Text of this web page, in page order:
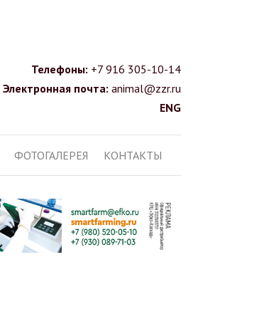
Телефоны: +7 916 305-10-14
Электронная почта: animal@zzr.ru
ENG
ФОТОГАЛЕРЕЯ КОНТАКТЫ